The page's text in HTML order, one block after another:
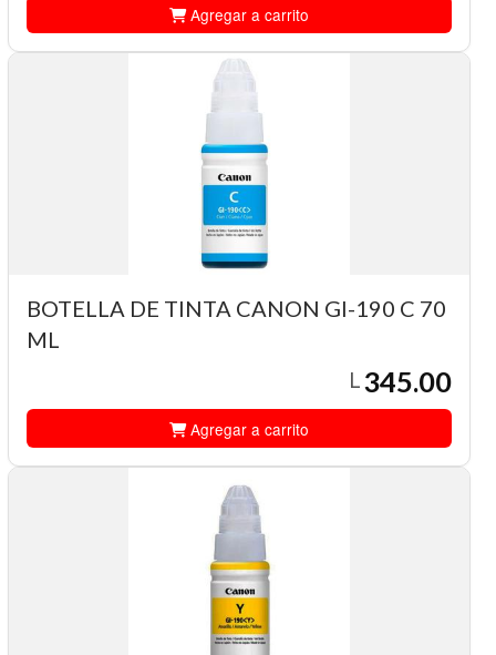
Agregar a carrito
BOTELLA DE TINTA CANON GI-190 C 70
ML
L345.00
Agregar a carrito